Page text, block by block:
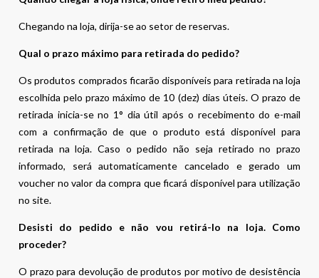
Chegando na loja, dirija-se ao setor de reservas.
Qual o prazo máximo para retirada do pedido?
Os produtos comprados ficarão disponíveis para retirada na loja
escolhida pelo prazo máximo de 10 (dez) dias úteis. O prazo de
retirada inicia-se no 1° dia útil após o recebimento do e-mail
com a confirmação de que o produto está disponível para
retirada na loja. Caso o pedido não seja retirado no prazo
informado, será automaticamente cancelado e gerado um
voucher no valor da compra que ficará disponível para utilização
no site.
Desisti do pedido e não vou retirá-lo na loja. Como
proceder?
O prazo para devolução de produtos por motivo de desistência